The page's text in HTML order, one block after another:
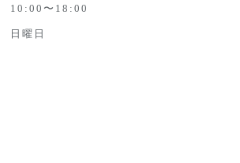
10:00〜18:00
日曜日